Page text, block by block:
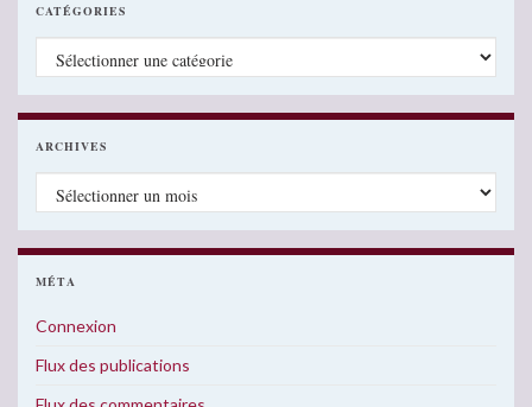
CATÉGORIES
Catégories
ARCHIVES
Archives
MÉTA
Connexion
Flux des publications